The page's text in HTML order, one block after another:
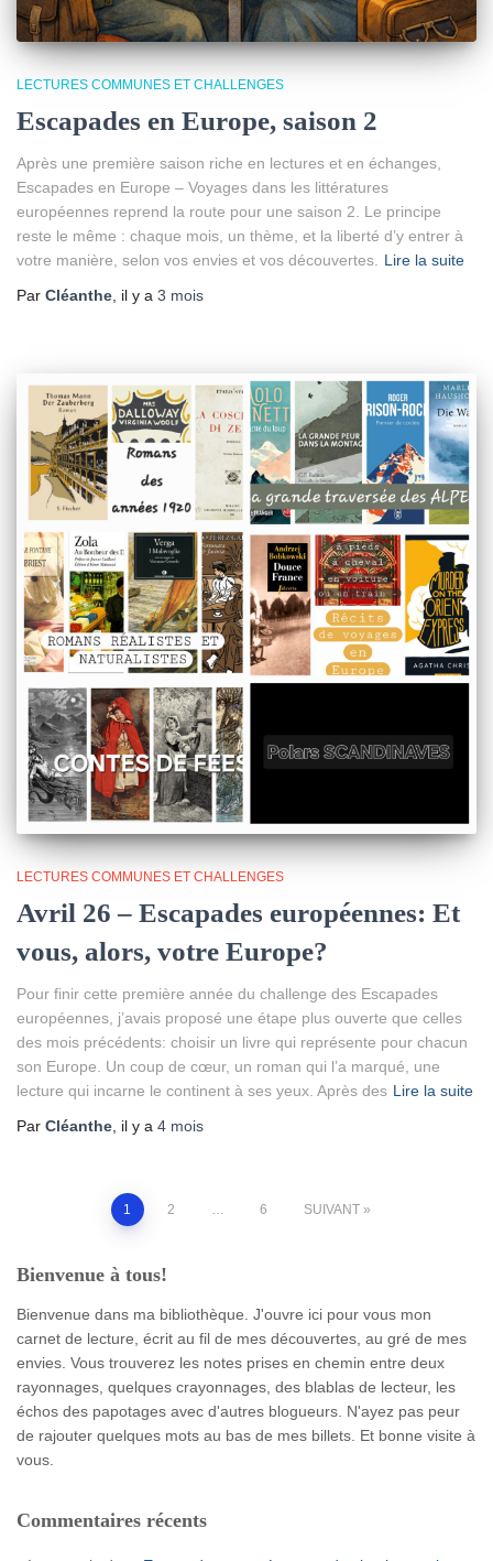
LECTURES COMMUNES ET CHALLENGES
Escapades en Europe, saison 2
Après une première saison riche en lectures et en échanges,
Escapades en Europe – Voyages dans les littératures
européennes reprend la route pour une saison 2. Le principe
reste le même : chaque mois, un thème, et la liberté d’y entrer à
votre manière, selon vos envies et vos découvertes.
Lire la suite
Par Cléanthe , il y a 3 mois
LECTURES COMMUNES ET CHALLENGES
Avril 26 – Escapades européennes: Et
vous, alors, votre Europe?
Pour finir cette première année du challenge des Escapades
européennes, j’avais proposé une étape plus ouverte que celles
des mois précédents: choisir un livre qui représente pour chacun
son Europe. Un coup de cœur, un roman qui l’a marqué, une
lecture qui incarne le continent à ses yeux. Après des Lire la suite
Par Cléanthe , il y a 4 mois
Pagination
des
publications
1 2 … 6 SUIVANT
Bienvenue à tous!
Bienvenue dans ma bibliothèque. J'ouvre ici pour vous mon
carnet de lecture, écrit au fil de mes découvertes, au gré de mes
envies. Vous trouverez les notes prises en chemin entre deux
rayonnages, quelques crayonnages, des blablas de lecteur, les
échos des papotages avec d'autres blogueurs. N'ayez pas peur
de rajouter quelques mots au bas de mes billets. Et bonne visite à
vous.
Commentaires récents